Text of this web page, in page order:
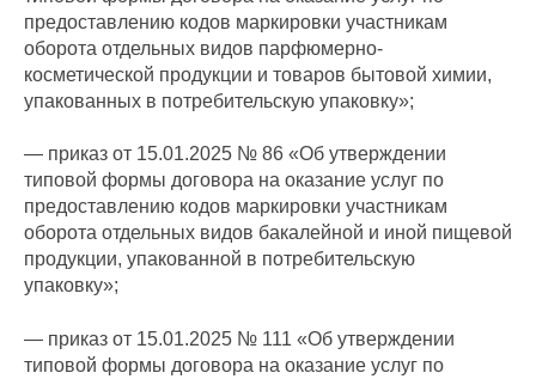
предоставлению кодов маркировки участникам
оборота отдельных видов парфюмерно-
косметической продукции и товаров бытовой химии,
упакованных в потребительскую упаковку»;
— приказ от 15.01.2025 № 86 «Об утверждении
типовой формы договора на оказание услуг по
предоставлению кодов маркировки участникам
оборота отдельных видов бакалейной и иной пищевой
продукции, упакованной в потребительскую
упаковку»;
— приказ от 15.01.2025 № 111 «Об утверждении
типовой формы договора на оказание услуг по